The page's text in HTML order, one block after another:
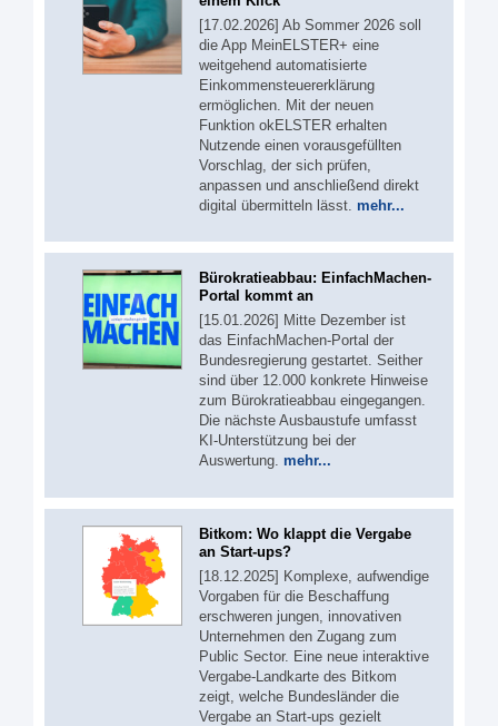
[17.02.2026] Ab Sommer 2026 soll
die App MeinELSTER+ eine
weitgehend automatisierte
Einkommensteuererklärung
ermöglichen. Mit der neuen
Funktion okELSTER erhalten
Nutzende einen vorausgefüllten
Vorschlag, der sich prüfen,
anpassen und anschließend direkt
digital übermitteln lässt. mehr...
Bürokratieabbau: EinfachMachen-
Portal kommt an
[15.01.2026] Mitte Dezember ist
das EinfachMachen-Portal der
Bundesregierung gestartet. Seither
sind über 12.000 konkrete Hinweise
zum Bürokratieabbau eingegangen.
Die nächste Ausbaustufe umfasst
KI-Unterstützung bei der
Auswertung. mehr...
Bitkom: Wo klappt die Vergabe
an Start-ups?
[18.12.2025] Komplexe, aufwendige
Vorgaben für die Beschaffung
erschweren jungen, innovativen
Unternehmen den Zugang zum
Public Sector. Eine neue interaktive
Vergabe-Landkarte des Bitkom
zeigt, welche Bundesländer die
Vergabe an Start-ups gezielt